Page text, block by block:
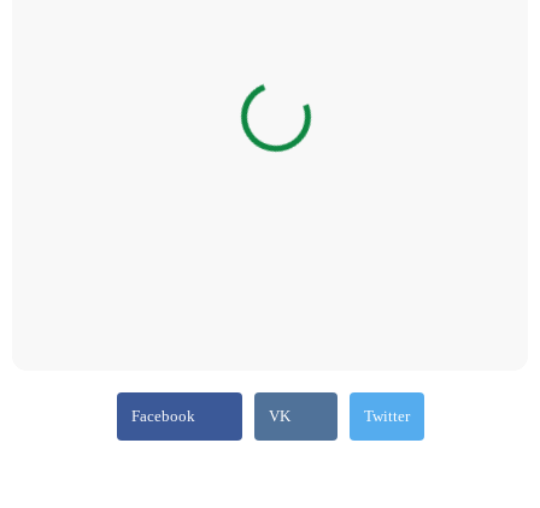
Facebook VK Twitter